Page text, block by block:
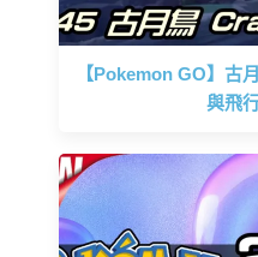
【Pokemon GO】古
與飛